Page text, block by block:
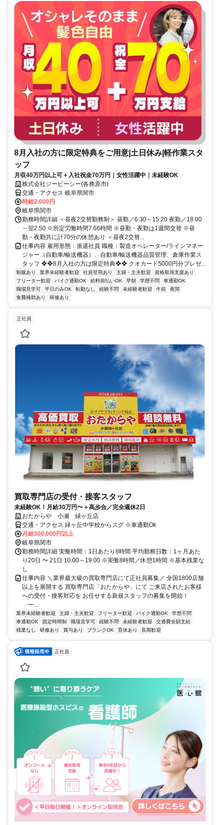
8月入社の方に限定特典をご用意|土日休み|軽作業スタ
ッフ
月収40万円以上可＋入社祝金70万円｜女性活躍中｜未経験OK
株式会社ジービーシー(各務原市)
交通・アクセス 岐阜県関市
時給2,000円
岐阜県関市
勤務時間詳細 ＜昼夜2交替勤務制＞ 昼勤／6:30～15:20 夜勤／18:00
～翌2:50 ※所定労働時間7.66時間 ※昼勤・夜勤は1週間交替 ※昼
勤・夜勤共に計70分の休憩あり ＜昼夜2交替...
仕事内容 雇用形態：派遣社員 職種：製造オペレーター/ラインマネー
ジャー（自動車/輸送機器）、自動車/輸送機器品質管理、倉庫作業ス
タッフ ❖❖8月入社の方は限定特典❖❖ クオカード5000円分プレゼ...
制服あり 業界未経験者歓迎 社員登用あり 主婦・主夫歓迎
資格取得支援あり
フリーター歓迎
バイク通勤OK 給料前払いOK 早朝 学歴不問
車通勤OK
職場見学可
平日のみOK 転勤なし 経験不問 未経験者歓迎 午前
夜間
食費補助あり
研修あり
正社員
買取専門店の受付・接客スタッフ
未経験OK！月給30万円〜＋高歩合／完全週休2日
おたからや 小瀬 緑ヶ丘店
交通・アクセス 緑ヶ丘中学校からスグ ※車通勤Ok
月給300,000円以上
岐阜県関市
勤務時間詳細 実働時間：1日あたり8時間 平均勤務日数：1ヶ月あた
り20日 〜 21日 10:00～19:00 ※実働8時間／休憩1時間 ※基本残業な
し
仕事内容 ＼業界最大級の買取専門店にて正社員募集／ 全国1800店舗
以上を展開する 買取専門店「おたからや」にて ご来店されたお客様
への受付・接客対応を お任せする新規スタッフの募集を開始！
╭━...
業界未経験者歓迎 主婦・主夫歓迎 フリーター歓迎 バイク通勤OK
学歴不問
車通勤OK
固定時間制 職場見学可 経験不問 未経験者歓迎
交通費全額支給
残業なし
研修あり 賞与あり ブランクOK 育休あり 長期歓迎
正社員